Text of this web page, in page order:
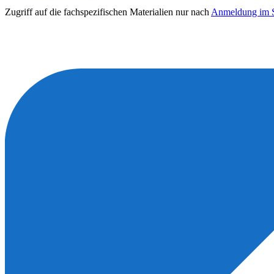
Zugriff auf die fachspezifischen Materialien nur nach Anmeldung im